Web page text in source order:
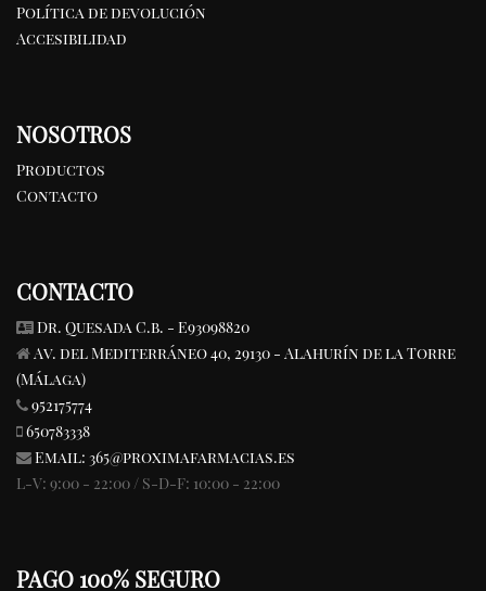
Política de devolución
Accesibilidad
NOSOTROS
Productos
Contacto
CONTACTO
Dr. Quesada C.b. - E93098820
Av. del Mediterráneo 40, 29130 - Alahurín de la Torre
(Málaga)
952175774
650783338
Email: 365@proximafarmacias.es
L-V: 9:00 - 22:00 / S-D-F: 10:00 - 22:00
PAGO 100% SEGURO